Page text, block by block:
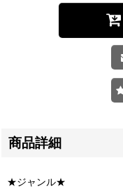
商品詳細
★ジャンル★